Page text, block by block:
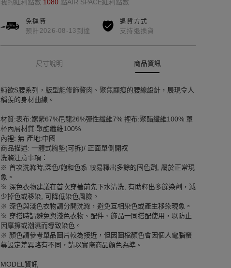
我的紅利點數 1080 點AIR SPACE紅利點數
免運費
預計2026-08-13到達
退貨方式
支持退換貨
尺寸說明 商品資訊
純欲S腰系列，版型能修飾贅肉、聚焦顯瘦的腰線設計，展現令人
稱羨的身材曲線。
材質:表布:嫘縈67%尼龍26%彈性纖維7% 裡布:聚酯纖維100% 罩
杯內層材質:聚酯纖維100%
內裡: 無 產地:中國
商品描述: 一體式胸墊(可拆)/ 正面單側開衩
洗滌注意事項：
※ 首次洗滌時,深色/飽和色系 較易釋出多餘的固色劑, 屬於正常現
象。
※ 深色衣物建議在首次穿著前先下水清洗, 有助釋出多餘染劑，減
少掉色或移染, 可降低染色風險。
※ 深色與淺色衣物請分開洗滌，避免互相染色或產生移染現象。
※ 穿搭時請避免與淺色衣物、配件、飾品一同搭配使用，以防止
因摩擦或潮濕而導致染色。
※ 顏色請參考單品圖片較為接近，但因圖檔顏色會因個人電腦螢
幕設定差異略有不同，請以實際商品顏色為準。
MODEL資訊